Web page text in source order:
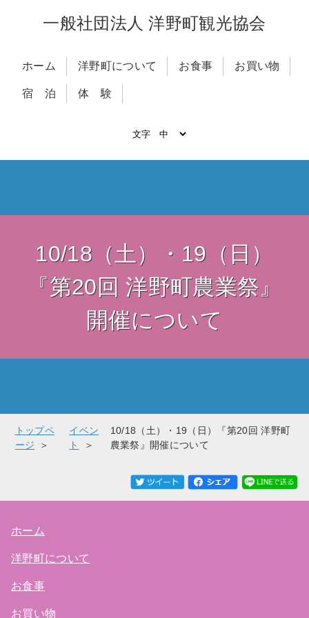
一般社団法人 洋野町観光協会
ホーム 洋野町について お食事 お買い物
宿 泊 体 験
10/18（土）・19（日）
『第20回 洋野町農業祭』
開催について
トップペ
ージ
イベン
ト
10/18（土）・19（日）『第20回 洋野町
農業祭』開催について
ホーム
洋野町について
お食事
お買い物